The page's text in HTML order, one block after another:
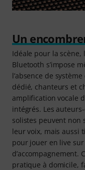
Un
Idéale pour la scène,
Bluetooth s’impose
l’absence de
dédié, chanteurs et
amplification vocale
intégrés. Les
solistes peuvent
leur voix, mais aussi
pour jouer en live
d’accompagnement.
pratique à domicile,